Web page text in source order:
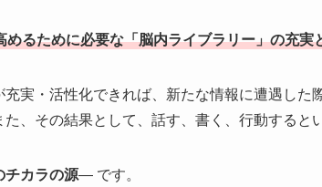
めるために必要な「脳内ライブラリー」の充実
充実・活性化できれば、新たな情報に遭遇した
た、その結果として、話す、書く、行動すると
チカラの源― です。